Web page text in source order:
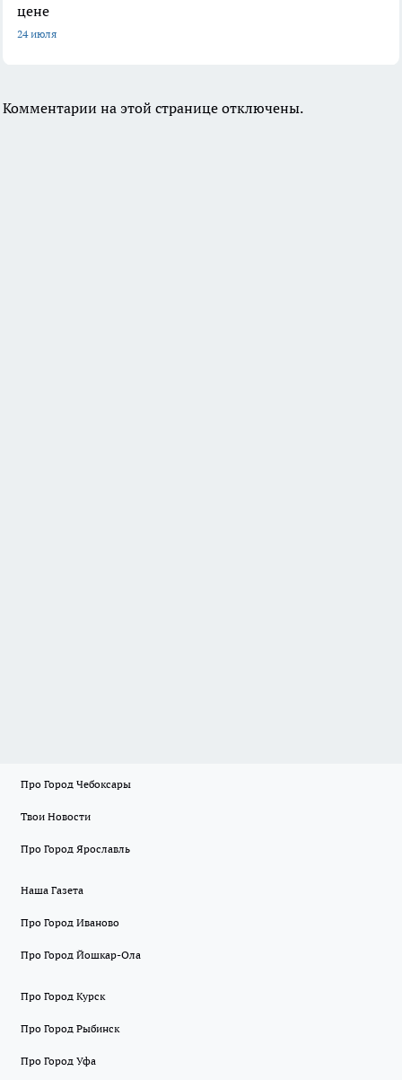
цене
24 июля
Комментарии на этой странице отключены.
Про Город Чебоксары
Твои Новости
Про Город Ярославль
Наша Газета
Про Город Иваново
Про Город Йошкар-Ола
Про Город Курск
Про Город Рыбинск
Про Город Уфа